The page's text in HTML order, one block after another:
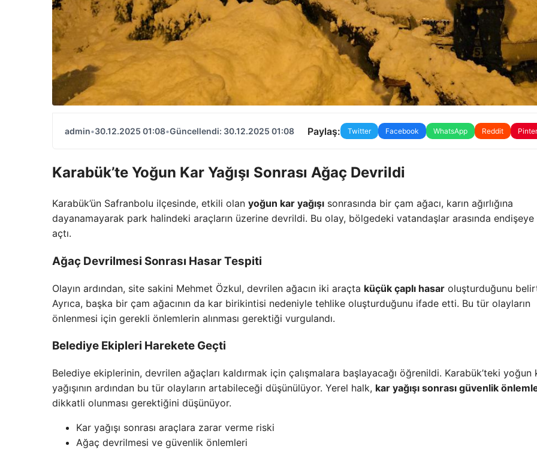
admin•30.12.2025 01:08•Güncellendi: 30.12.2025 01:08 Paylaş: Twitter Facebook WhatsApp Reddit
Karabük’te Yoğun Kar Yağışı Sonrası Ağaç Devrildi
Karabük’ün Safranbolu ilçesinde, etkili olan yoğun kar yağışı sonrasında bir çam ağacı, karın ağırlığına
dayanamayarak park halindeki araçların üzerine devrildi. Bu olay, bölgedeki vatandaşlar arasında endişeye
açtı.
Ağaç Devrilmesi Sonrası Hasar Tespiti
Olayın ardından, site sakini Mehmet Özkul, devrilen ağacın iki araçta küçük çaplı hasar oluşturduğunu
Ayrıca, başka bir çam ağacının da kar birikintisi nedeniyle tehlike oluşturduğunu ifade etti. Bu tür olayların
önlenmesi için gerekli önlemlerin alınması gerektiği vurgulandı.
Belediye Ekipleri Harekete Geçti
Belediye ekiplerinin, devrilen ağaçları kaldırmak için çalışmalara başlayacağı öğrenildi. Karabük’teki yoğun
yağışının ardından bu tür olayların artabileceği düşünülüyor. Yerel halk, kar yağışı sonrası güvenlik
dikkatli olunması gerektiğini düşünüyor.
Kar yağışı sonrası araçlara zarar verme riski
Ağaç devrilmesi ve güvenlik önlemleri